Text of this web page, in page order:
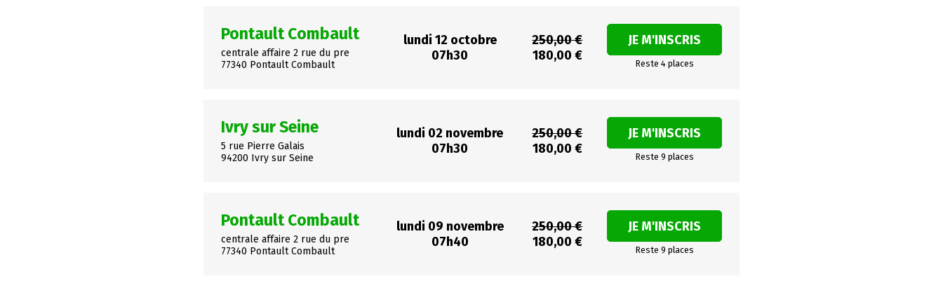
Pontault Combault
centrale affaire 2 rue du pre
77340 Pontault Combault
lundi 12 octobre
07h30
250,00 €
180,00 €
JE M'INSCRIS
Reste 4 places
Ivry sur Seine
5 rue Pierre Galais
94200 Ivry sur Seine
lundi 02 novembre
07h30
250,00 €
180,00 €
JE M'INSCRIS
Reste 9 places
Pontault Combault
centrale affaire 2 rue du pre
77340 Pontault Combault
lundi 09 novembre
07h40
250,00 €
180,00 €
JE M'INSCRIS
Reste 9 places